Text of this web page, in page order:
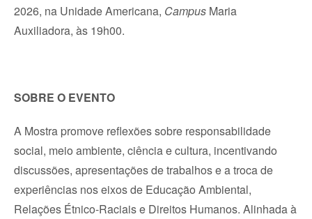
2026, na Unidade Americana, Campus Maria
Auxiliadora, às 19h00.
SOBRE O EVENTO
A Mostra promove reflexões sobre responsabilidade
social, meio ambiente, ciência e cultura, incentivando
discussões, apresentações de trabalhos e a troca de
experiências nos eixos de Educação Ambiental,
Relações Étnico-Raciais e Direitos Humanos. Alinhada à